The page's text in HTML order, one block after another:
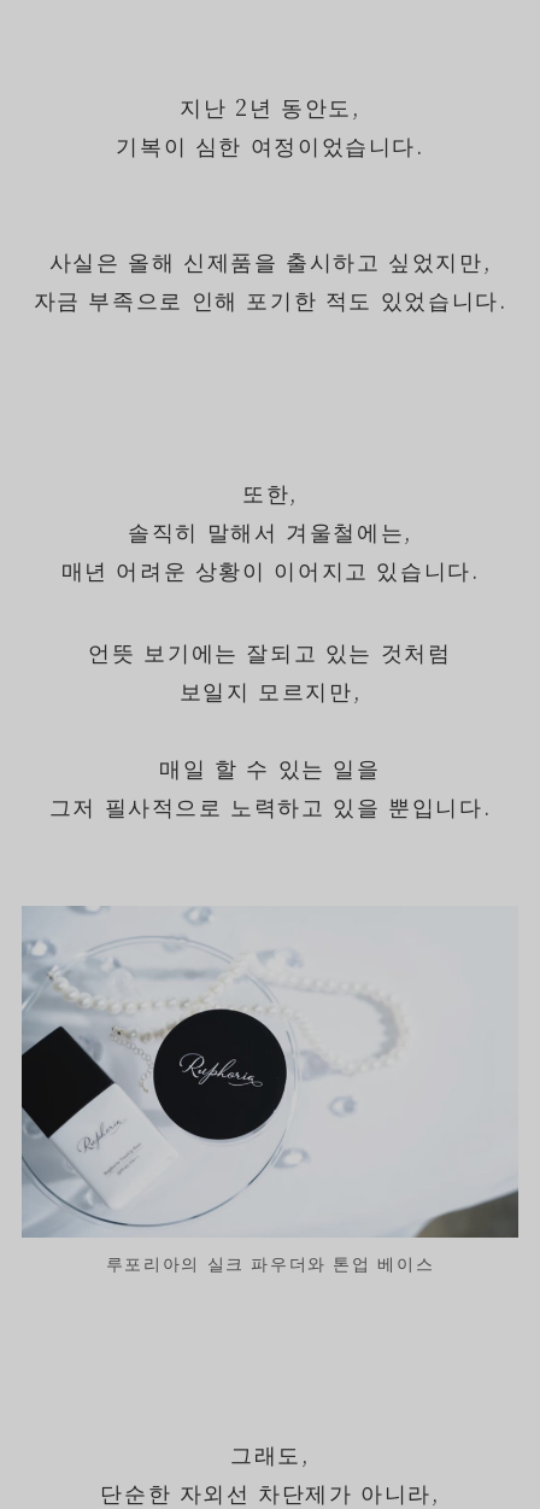
지난 2년 동안도,
기복이 심한 여정이었습니다.
사실은 올해 신제품을 출시하고 싶었지만,
자금 부족으로 인해 포기한 적도 있었습니다.
또한,
솔직히 말해서 겨울철에는,
매년 어려운 상황이 이어지고 있습니다.
언뜻 보기에는 잘되고 있는 것처럼
보일지 모르지만,
매일 할 수 있는 일을
그저 필사적으로 노력하고 있을 뿐입니다.
루포리아의 실크 파우더와 톤업 베이스
그래도,
단순한 자외선 차단제가 아니라,